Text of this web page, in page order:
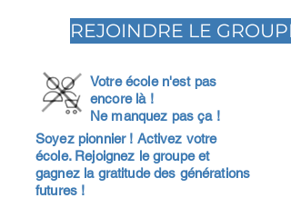
REJOINDRE LE GROUPE
Votre école n'est pas
encore là !
Ne manquez pas ça !
Soyez pionnier ! Activez votre
école. Rejoignez le groupe et
gagnez la gratitude des générations
futures !